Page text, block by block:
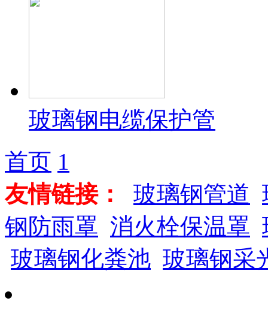
玻璃钢电缆保护管
首页 1
友情链接：
玻璃钢管道
钢防雨罩 消火栓保温罩
玻璃钢化粪池 玻璃钢采